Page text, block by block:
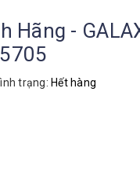
Hãng -
trạng: Hết hàng